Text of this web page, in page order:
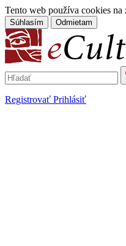
Tento web používa cookies
Súhlasím Odmietam
Registrovať Prihlásiť